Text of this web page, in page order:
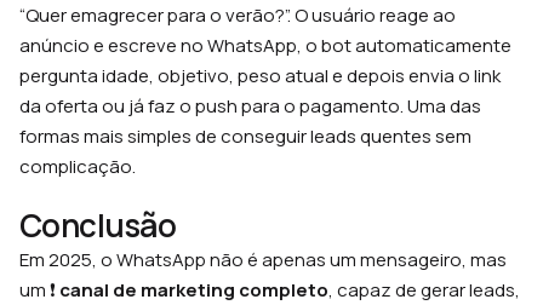
“Quer emagrecer para o verão?”. O usuário reage ao
anúncio e escreve no WhatsApp, o bot automaticamente
pergunta idade, objetivo, peso atual e depois envia o link
da oferta ou já faz o push para o pagamento. Uma das
formas mais simples de conseguir leads quentes sem
complicação.
Conclusão
Em 2025, o WhatsApp não é apenas um mensageiro, mas
um ❗ canal de marketing completo, capaz de gerar leads,